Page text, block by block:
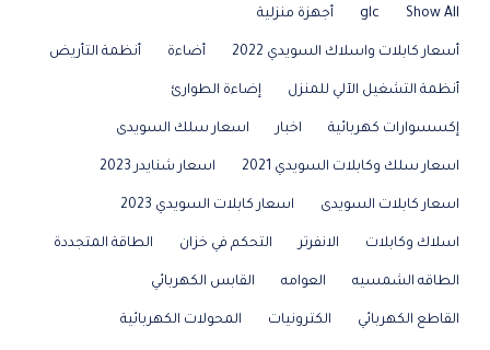
Show All
glc أجهزة منزلية
أسعار كابلات واسلاك السويدي 2022 أضاءة أنظمة التأريض
أنظمة التشغيل الآلي للمنزل إضاءة الطوارئ
إكسسوارات كهربائية اخبار اسعار سلك السويدى
اسعار سلك وكابلات السويدي 2021 اسعار شنايدر 2023
اسعار كابلات السويدى اسعار كابلات السويدي 2023
اسلاك وكابلات الانفرتر التحكم في خزان الطاقة المتجددة
الطاقه الشمسيه العوامه القابس الكهربائي
القاطع الكهربائي الكترونيات المحولات الكهربائية